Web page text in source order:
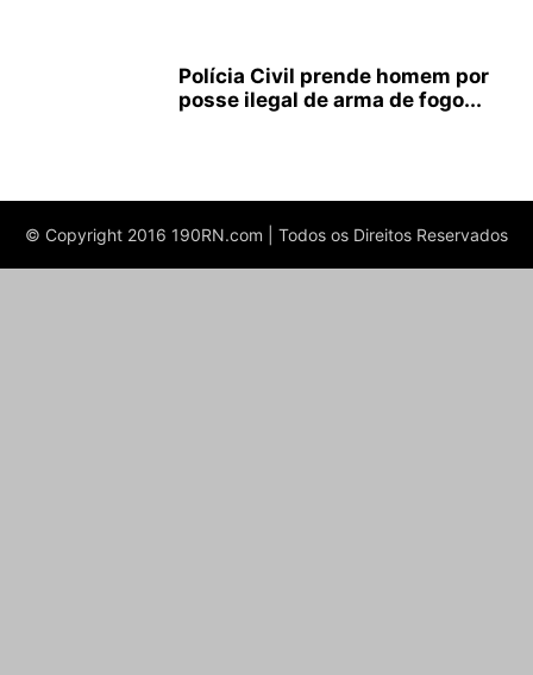
Polícia Civil prende homem por
posse ilegal de arma de fogo...
© Copyright 2016 190RN.com | Todos os Direitos Reservados